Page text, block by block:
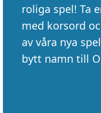
roliga spel! Ta
med korsord
av våra nya
bytt namn till